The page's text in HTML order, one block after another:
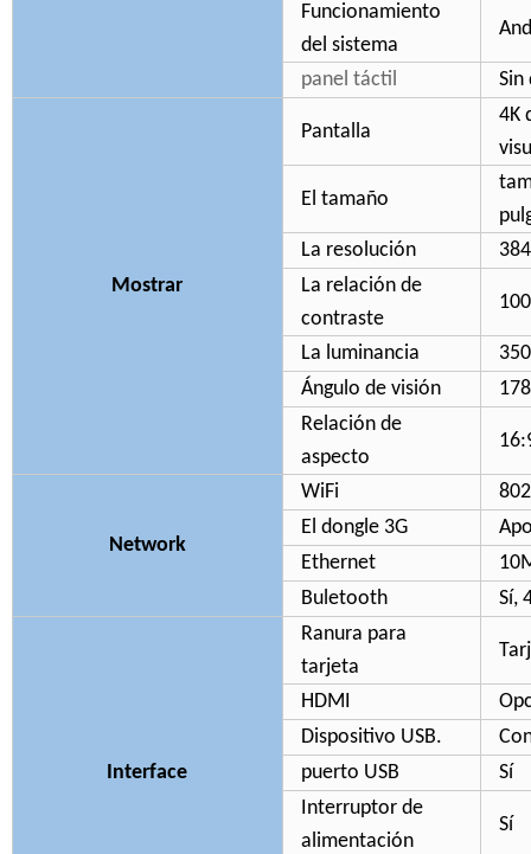
Funcionamiento
del sistema
panel táctil Sin
Mostrar
Pantalla
4K
El tamaño
La resolución
La relación de
contraste
La luminancia
Ángulo de visión
Relación de
aspecto
Network
WiFi
El dongle 3G
Ethernet
Buletooth
Sí,
Interface
Ranura para
tarjeta
HDMI
Dispositivo USB.
puerto USB
Sí
Interruptor de
alimentación
Sí